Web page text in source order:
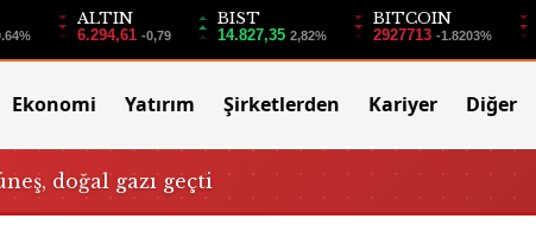
ALTIN
6.294,61 -0,79
BIST
14.827,35 2,82%
BITCOIN
2927713 -1.8203%
Ekonomi Yatırım Şirketlerden Kariyer Diğer
doğal gazı geçti